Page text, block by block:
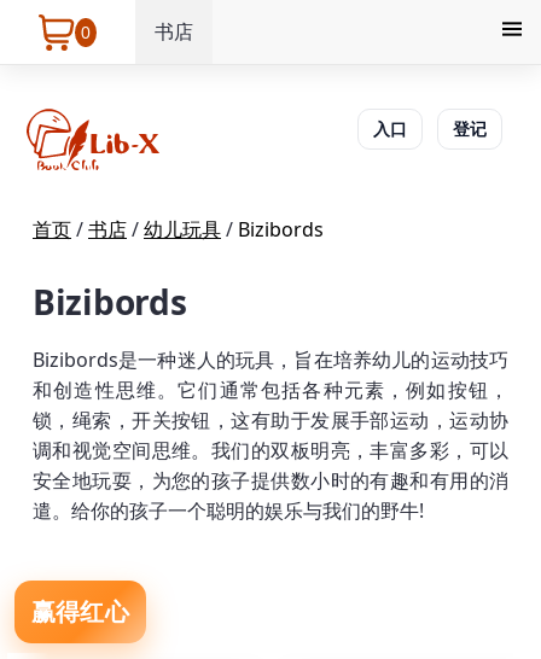
0 书店
入口 登记
首页/书店/幼儿玩具/ Bizibords
Bizibords
Bizibords是一种迷人的玩具，旨在培养幼儿的运动技巧
和创造性思维。它们通常包括各种元素，例如按钮，
锁，绳索，开关按钮，这有助于发展手部运动，运动协
调和视觉空间思维。我们的双板明亮，丰富多彩，可以
安全地玩耍，为您的孩子提供数小时的有趣和有用的消
遣。给你的孩子一个聪明的娱乐与我们的野牛!
赢得红心